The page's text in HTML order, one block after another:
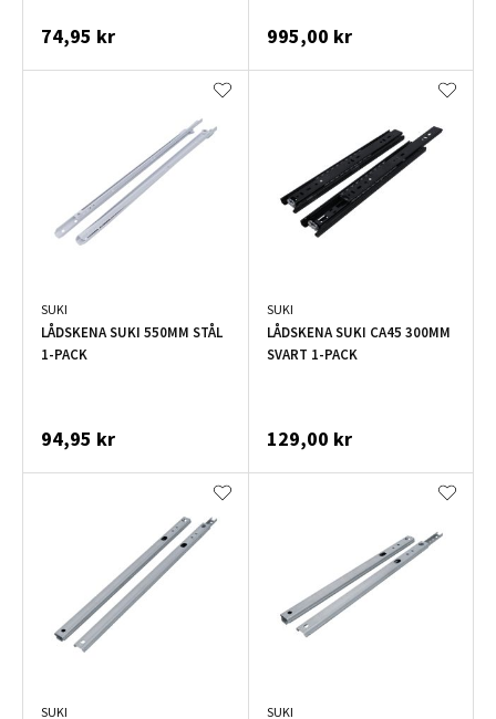
74,95 kr 995,00 kr
SUKI
LÅDSKENA SUKI 550MM STÅL
1-PACK
94,95 kr
SUKI
LÅDSKENA SUKI CA45 300MM
SVART 1-PACK
129,00 kr
SUKI SUKI